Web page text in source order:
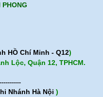
PHONG
HỒ Chí Minh - Q12)
Lộc, Quận 12, TPHCM.
Nhánh Hà Nội )